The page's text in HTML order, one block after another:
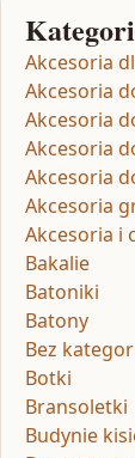
Akcesoria
Akcesoria
Akcesoria
Akcesoria
Akcesoria
Akcesoria
Akcesoria i
Bakalie
Batoniki
Batony
Bez
Botki
Bransoletki
Budynie